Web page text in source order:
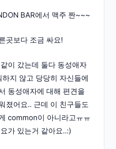
BAR에서 맥주 짠~~~
곳보다 조금 싸요!
이 갔는데 둘다 동성애자
지 않고 당당히 자신들에
동성애자에 대해 편견을
졌어요.. 근데 이 친구들도
common이 아니라고ㅠㅠ
가 있는거 같아요..:)